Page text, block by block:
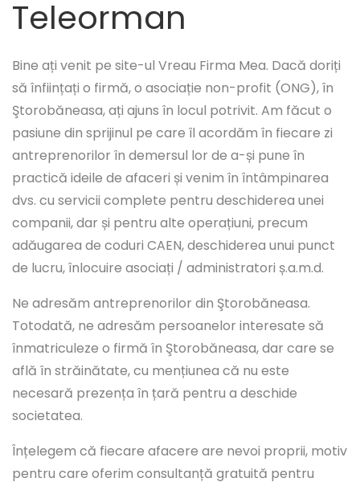
Teleorman
Bine ați venit pe site-ul Vreau Firma Mea. Dacă doriți
să înființați o firmă, o asociație non-profit (ONG), în
Ştorobăneasa, ați ajuns în locul potrivit. Am făcut o
pasiune din sprijinul pe care îl acordăm în fiecare zi
antreprenorilor în demersul lor de a-și pune în
practică ideile de afaceri și venim în întâmpinarea
dvs. cu servicii complete pentru deschiderea unei
companii, dar și pentru alte operațiuni, precum
adăugarea de coduri CAEN, deschiderea unui punct
de lucru, înlocuire asociați / administratori ș.a.m.d.
Ne adresăm antreprenorilor din Ştorobăneasa.
Totodată, ne adresăm persoanelor interesate să
înmatriculeze o firmă în Ştorobăneasa, dar care se
află în străinătate, cu mențiunea că nu este
necesară prezența în țară pentru a deschide
societatea.
Înțelegem că fiecare afacere are nevoi proprii, motiv
pentru care oferim consultanță gratuită pentru